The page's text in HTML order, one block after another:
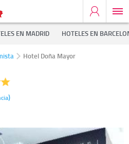
EN MADRID HOTELES EN
Hotel Doña Mayor
)